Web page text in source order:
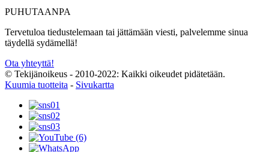
PUHUTAANPA
Tervetuloa tiedustelemaan tai jättämään viesti, palvelemme sinua
täydellä sydämellä!
Ota yhteyttä!
© Tekijänoikeus - 2010-2022: Kaikki oikeudet pidätetään.
Kuumia tuotteita - Sivukartta